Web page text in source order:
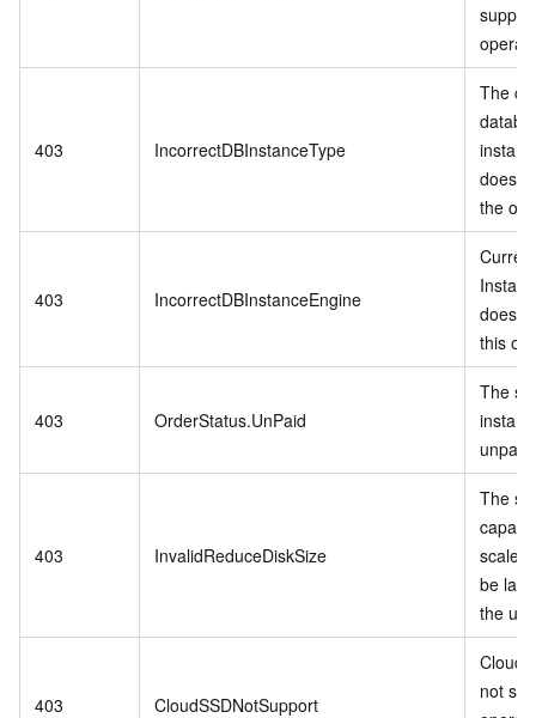
403 IncorrectDBInstanceType
The
does
the
403 IncorrectDBInstanceEngine
does
this
403 OrderStatus.UnPaid
The
403 InvalidReduceDiskSize
The
scale-
be
the
403 CloudSSDNotSupport
Cloud
not